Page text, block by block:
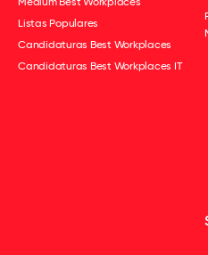
Listas Populares
Candidaturas Best Workplaces
Candidaturas Best Workplaces IT